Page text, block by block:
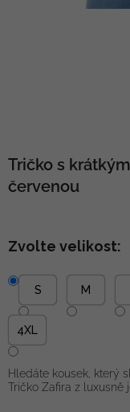
Tričko s
červenou
Zvolte velikost:
S M
4XL
Hledáte kousek, který
Tričko Zafira z luxusně